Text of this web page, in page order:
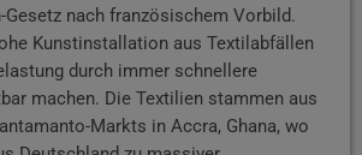
Gesetz nach französischem Vorbild.
Kunstinstallation aus Textilabfällen
durch immer schnellere
machen. Die Textilien stammen aus
Markts in Accra, Ghana, wo